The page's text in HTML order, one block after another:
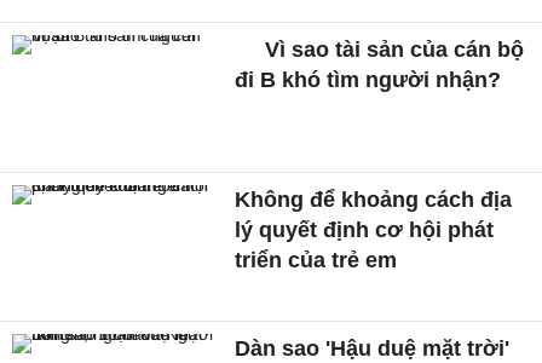
Vì sao tài sản của cán bộ
đi B khó tìm người nhận?
Không để khoảng cách địa
lý quyết định cơ hội phát
triển của trẻ em
Dàn sao 'Hậu duệ mặt trời'